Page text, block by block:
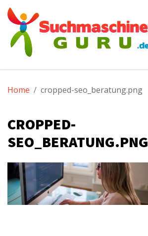
Skip
content
Der
Guru
Alles zu Google & Co
Home cropped-seo_beratung.png
CROPPED-
SEO_BERATUNG.PNG